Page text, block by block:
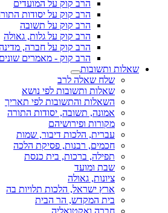
הרב קוק על המועדים
הרב קוק על יסודות
הרב קוק על תשובה
הרב קוק על גלות, גאולה
הרב קוק על חברה,
הרב קוק - מאמרים שונים
שאלות ותשובות
שלח שאלה לרב
שאלות ותשובות לפי נושא
השאלות והתשובות לפי תאריך
אמונה, תשובה, יסודות התורה
מקורות ופירושיהם
עברית, הלכות דיבור, שמות
חכמים, רבנות, פסיקת הלכה
תפילה, ברכות, בית כנסת
שבת ומועד
ציונות, גאולה
ארץ ישראל, הלכות תלויות בה
בית המקדש, הר הבית
חברה ואקטואליה